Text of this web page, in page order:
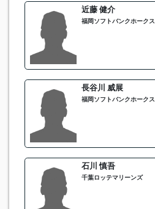
近藤 健介
福岡ソフトバンクホークス
長谷川 威展
福岡ソフトバンクホークス
石川 慎吾
千葉ロッテマリーンズ